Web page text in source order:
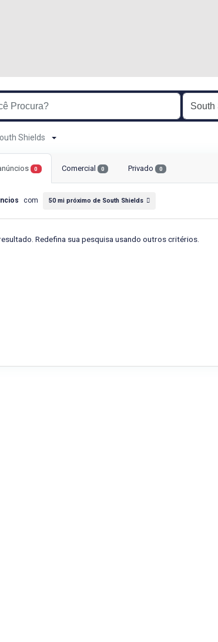
Shields
0 Comercial 0 Privado 0
com 50 mi próximo de South Shields
Redefina sua pesquisa usando outros critérios.